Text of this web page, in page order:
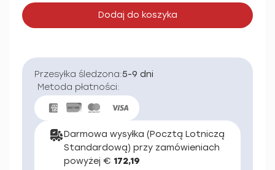
Dodaj do koszyka
Przesyłka śledzona:5-9 dni
Metoda płatności:
Darmowa wysyłka (Pocztą Lotniczą
Standardową) przy zamówieniach
powyżej € 172,19